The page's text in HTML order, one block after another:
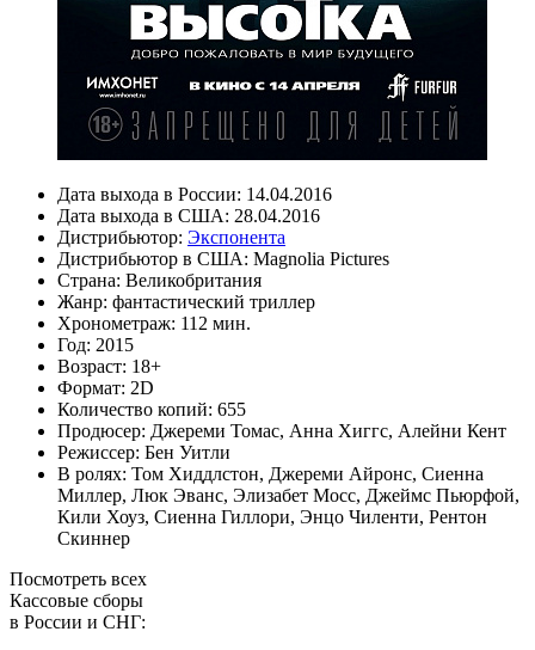
Дата выхода в России: 14.04.2016
Дата выхода в США: 28.04.2016
Дистрибьютор: Экспонента
Дистрибьютор в США: Magnolia Pictures
Страна: Великобритания
Жанр: фантастический триллер
Хронометраж: 112 мин.
Год: 2015
Возраст: 18+
Формат: 2D
Количество копий: 655
Продюсер: Джереми Томас, Анна Хиггс, Алейни Кент
Режиссер: Бен Уитли
В ролях: Том Хиддлстон, Джереми Айронс, Сиенна
Миллер, Люк Эванс, Элизабет Мосс, Джеймс Пьюрфой,
Кили Хоуз, Сиенна Гиллори, Энцо Чиленти, Рентон
Скиннер
Посмотреть всех
Кассовые сборы
в России и СНГ: